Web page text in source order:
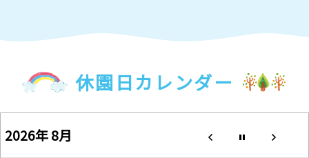
休園日カレンダー
2026年 8月